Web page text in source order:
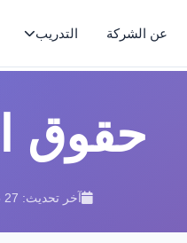
عن الشركة التدريب
حقوق
آخر تحديث: 27 October 2025